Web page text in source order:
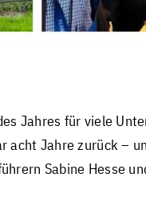
Jahres für viele
acht Jahre zurück –
Sabine Hesse